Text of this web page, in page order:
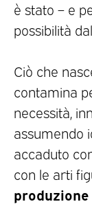
è stato – e
possibilità
Ciò che
contamina
necessità,
assumendo
accaduto
con le arti